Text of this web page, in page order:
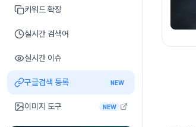
키워드 확장
실시간 검색어
실시간 이슈
구글검색 등록 NEW
이미지 도구 NEW